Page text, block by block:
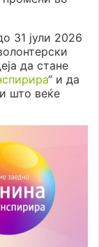
31 јули 2026
да стане
“ и да
што веќе